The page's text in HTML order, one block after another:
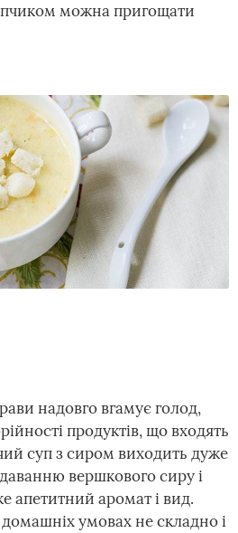
можна пригощати
надовго вгамує голод,
продуктів, що входять
суп з сиром виходить дуже
вершкового сиру і
апетитний аромат і вид.
умовах не складно і